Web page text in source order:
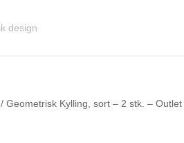
/ Geometrisk Kylling, sort – 2 stk. – Outlet